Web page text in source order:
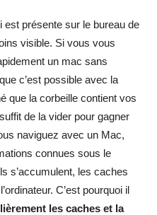
est présente sur le bureau de
visible. Si vous vous
un mac sans
c’est possible avec la
que la corbeille contient vos
de la vider pour gagner
naviguez avec un Mac,
connues sous le
s’accumulent, les caches
C’est pourquoi il
les caches et la